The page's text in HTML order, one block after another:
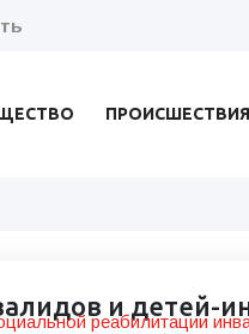
ПРОИСШЕСТВИЯ
и детей-
реабилитации